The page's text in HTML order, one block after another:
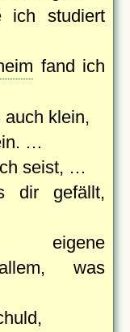
ich studiert
fand ich
auch klein,
…
seist, …
dir gefällt,
eigene
was